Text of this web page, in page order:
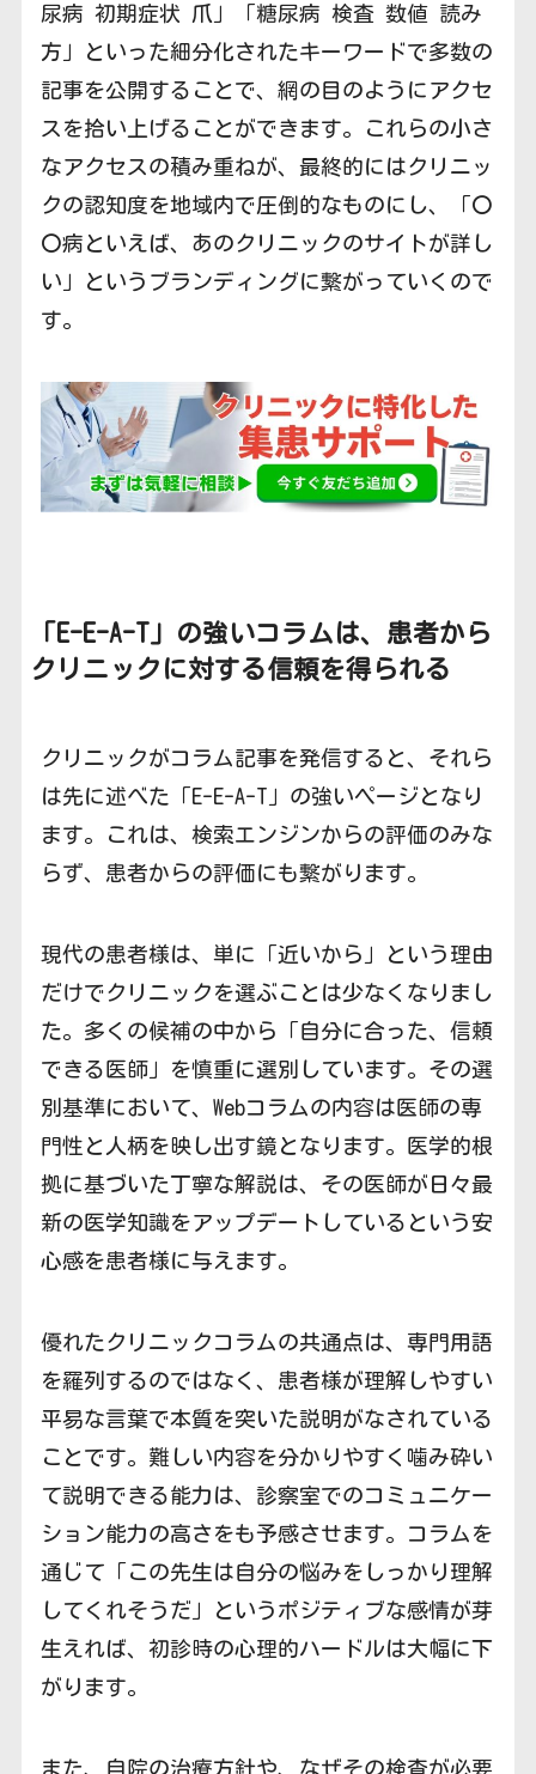
尿病 初期症状 爪」「糖尿病 検査 数値 読み
方」といった細分化されたキーワードで多数の
記事を公開することで、網の目のようにアクセ
スを拾い上げることができます。これらの小さ
なアクセスの積み重ねが、最終的にはクリニッ
クの認知度を地域内で圧倒的なものにし、「〇
〇病といえば、あのクリニックのサイトが詳し
い」というブランディングに繋がっていくので
す。
「E-E-A-T」の強いコラムは、患者から
クリニックに対する信頼を得られる
クリニックがコラム記事を発信すると、それら
は先に述べた「E-E-A-T」の強いページとなり
ます。これは、検索エンジンからの評価のみな
らず、患者からの評価にも繋がります。
現代の患者様は、単に「近いから」という理由
だけでクリニックを選ぶことは少なくなりまし
た。多くの候補の中から「自分に合った、信頼
できる医師」を慎重に選別しています。その選
別基準において、Webコラムの内容は医師の専
門性と人柄を映し出す鏡となります。医学的根
拠に基づいた丁寧な解説は、その医師が日々最
新の医学知識をアップデートしているという安
心感を患者様に与えます。
優れたクリニックコラムの共通点は、専門用語
を羅列するのではなく、患者様が理解しやすい
平易な言葉で本質を突いた説明がなされている
ことです。難しい内容を分かりやすく噛み砕い
て説明できる能力は、診察室でのコミュニケー
ション能力の高さをも予感させます。コラムを
通じて「この先生は自分の悩みをしっかり理解
してくれそうだ」というポジティブな感情が芽
生えれば、初診時の心理的ハードルは大幅に下
がります。
また、自院の治療方針や、なぜその検査が必要